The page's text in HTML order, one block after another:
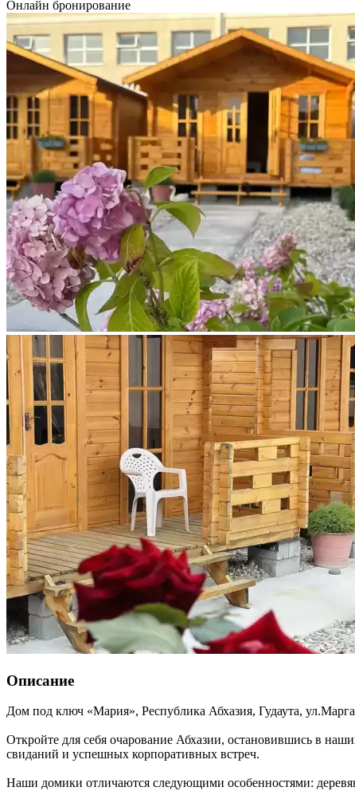
Онлайн бронирование
Описание
Дом под ключ «Мария», Республика Абхазия, Гудаута,
Откройте для себя очарование Абхазии, остановившись в
свиданий и успешных корпоративных встреч.
Наши домики отличаются следующими особенностями: